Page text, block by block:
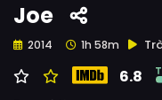
Joe
2014 1h 58m
6.8